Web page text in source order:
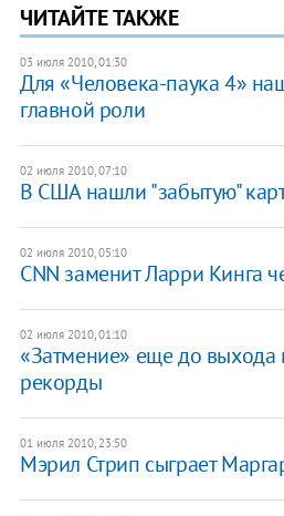
ЧИТАЙТЕ ТАКЖЕ
03 июля 2010, 01:30
Для «Человека-паука 4»
главной роли
02 июля 2010, 07:10
В США нашли "забытую"
02 июля 2010, 05:10
CNN заменит Ларри Кинга
02 июля 2010, 01:10
«Затмение» еще до выхода
рекорды
01 июля 2010, 23:50
Мэрил Стрип сыграет